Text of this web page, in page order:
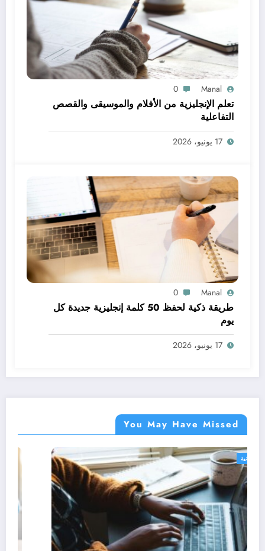
Manal
0
تعلم الإنجليزية من الأفلام والموسيقى والقصص
التفاعلية
17 يونيو، 2026
Manal
0
طريقة ذكية لحفظ 50 كلمة إنجليزية جديدة كل
يوم
17 يونيو، 2026
You May Have Missed
دورات مجانية